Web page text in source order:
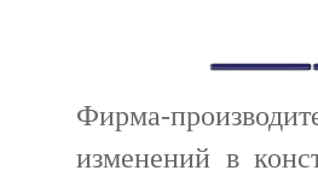
Фирма-
изменений в